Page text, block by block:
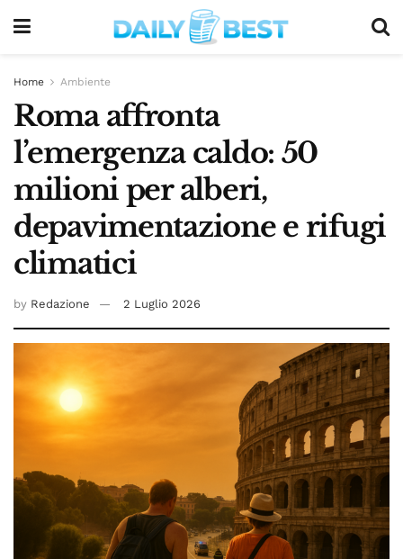
Home Ambiente
Roma affronta
l’emergenza caldo: 50
milioni per alberi,
depavimentazione e rifugi
climatici
by Redazione 2 Luglio 2026